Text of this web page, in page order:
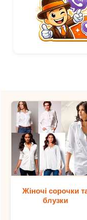
Жіночі сорочки
блузки